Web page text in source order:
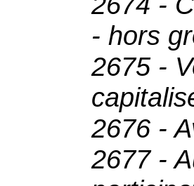
- hors
2675 -
2676 -
2677 -